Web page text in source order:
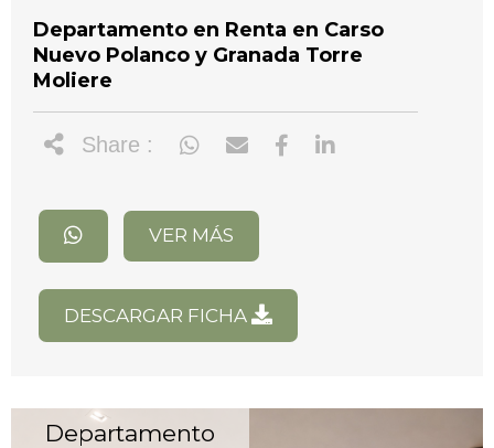
Departamento en Renta en Carso
Nuevo Polanco y Granada Torre
Moliere
Share :
VER MÁS
DESCARGAR FICHA
Departamento